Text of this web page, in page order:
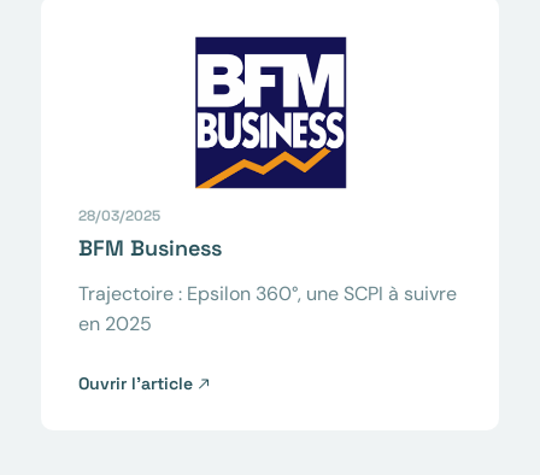
28/03/2025
BFM Business
Trajectoire : Epsilon 360°, une SCPI à suivre
en 2025
Ouvrir l’article